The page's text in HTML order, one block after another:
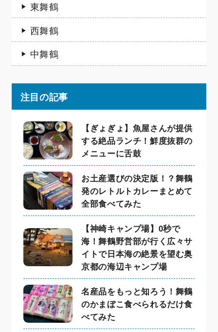
東舞鶴
西舞鶴
中舞鶴
注目の記事
【ぎょぎょ】魚屋さんが提供
する絶品ランチ！鮮度抜群の
メニューに舌鼓
お土産選びの決定版！？舞鶴
発のレトルトカレーまとめて
全部食べてみた
【神崎キャンプ場】0秒で
海！舞鶴野営部が行く広々サ
イトで日本海の絶景を望む奥
京都の海辺キャンプ場
名産品をもっと知ろう！舞鶴
のかまぼこ食べられるだけ食
べてみた